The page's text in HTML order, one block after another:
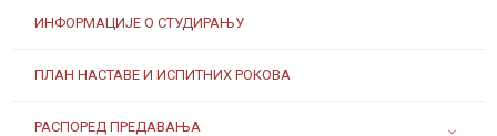
ИНФОРМАЦИЈЕ О СТУДИРАЊУ
ПЛАН НАСТАВЕ И ИСПИТНИХ РОКОВА
РАСПОРЕД ПРЕДАВАЊА